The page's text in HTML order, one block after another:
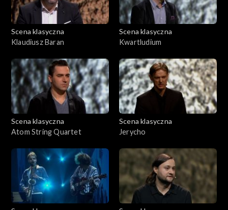
Scena klasyczna
Klaudiusz Baran
Scena klasyczna
Kwartludium
Scena klasyczna
Atom String Quartet
Scena klasyczna
Jerycho